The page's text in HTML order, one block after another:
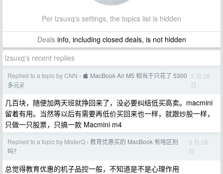
Per lzsuxq's settings, the topics list is hidden
Dealsinfo, including closed deals, is not hidden
lzsuxq's recent replies
Replied to a topic by CNN ›  MacBook Air M5 相当于只花了 5300
多元✌️
3 月 28
日
几百块，随便加两天班就挣回来了，没必要纠结低买高卖。macmini
留着有用。当然等以后有需要再低价买回来也一样，就跟炒股一样，
只做一只股票，只搞一款 Macmini m4
Replied to a topic by MisterQ › 教育优惠买的 MacBook 有啥区别
吗？
3 月 28
日
总觉得教育优惠的机子品控一般，不知道是不是心理作用